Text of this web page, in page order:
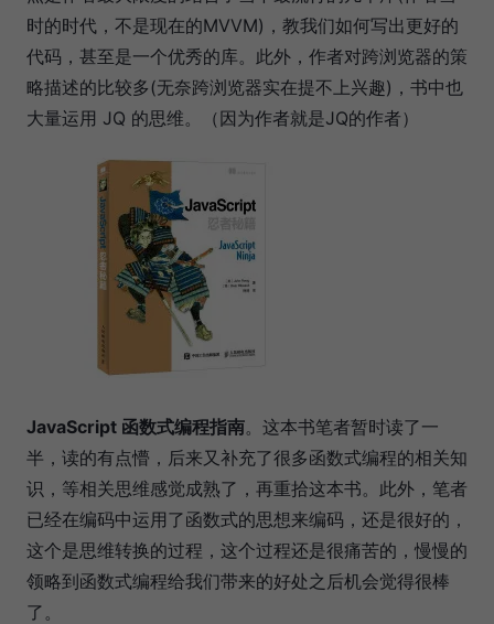
时的时代，不是现在的MVVM)，教我们如何写出更好的
代码，甚至是一个优秀的库。此外，作者对跨浏览器的策
略描述的比较多(无奈跨浏览器实在提不上兴趣)，书中也
大量运用 JQ 的思维。（因为作者就是JQ的作者）
JavaScript 函数式编程指南。这本书笔者暂时读了一
半，读的有点懵，后来又补充了很多函数式编程的相关知
识，等相关思维感觉成熟了，再重拾这本书。此外，笔者
已经在编码中运用了函数式的思想来编码，还是很好的，
这个是思维转换的过程，这个过程还是很痛苦的，慢慢的
领略到函数式编程给我们带来的好处之后机会觉得很棒
了。